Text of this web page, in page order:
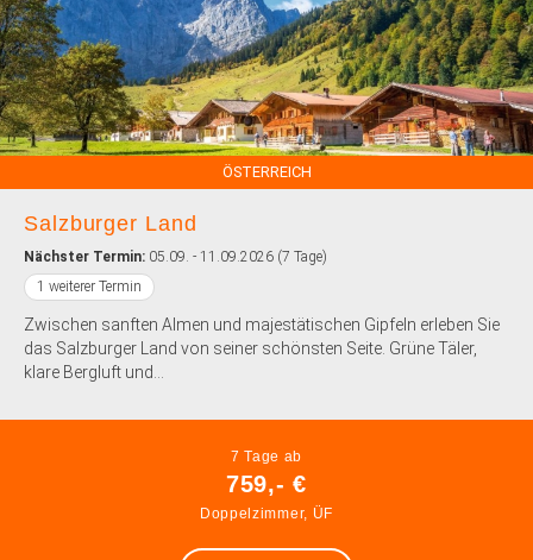
ÖSTERREICH
Salzburger Land
Nächster Termin: 05.09. - 11.09.2026 (7 Tage)
1 weiterer Termin
Zwischen sanften Almen und majestätischen Gipfeln erleben Sie
das Salzburger Land von seiner schönsten Seite. Grüne Täler,
klare Bergluft und...
7 Tage ab
759,- €
Doppelzimmer, ÜF